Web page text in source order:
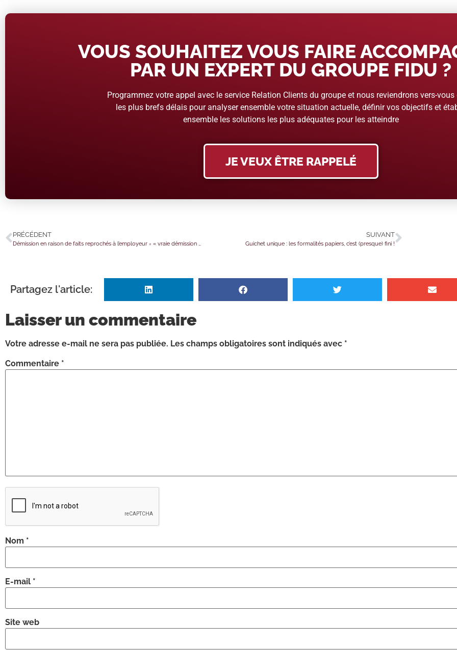
VOUS SOUHAITEZ VOUS FAIRE
PAR UN EXPERT DU GROUPE FIDU ?
Programmez votre appel avec le service Relation Clients du groupe et nous reviendrons vers-vous
les plus brefs délais pour analyser ensemble votre situation actuelle, définir vos objectifs et
ensemble les solutions les plus adéquates pour les atteindre
JE VEUX ÊTRE RAPPELÉ
PRÉCÉDENT SUIVANT
Guichet unique : les formalités papiers, c’est (presque) fini !
Partagez l'article:
Laisser un commentaire
Votre adresse e-mail ne sera pas publiée. Les champs obligatoires sont indiqués avec *
Commentaire *
Nom *
E-mail *
Site web